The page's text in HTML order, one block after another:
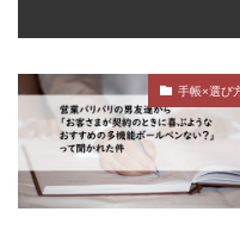
手帳×選び